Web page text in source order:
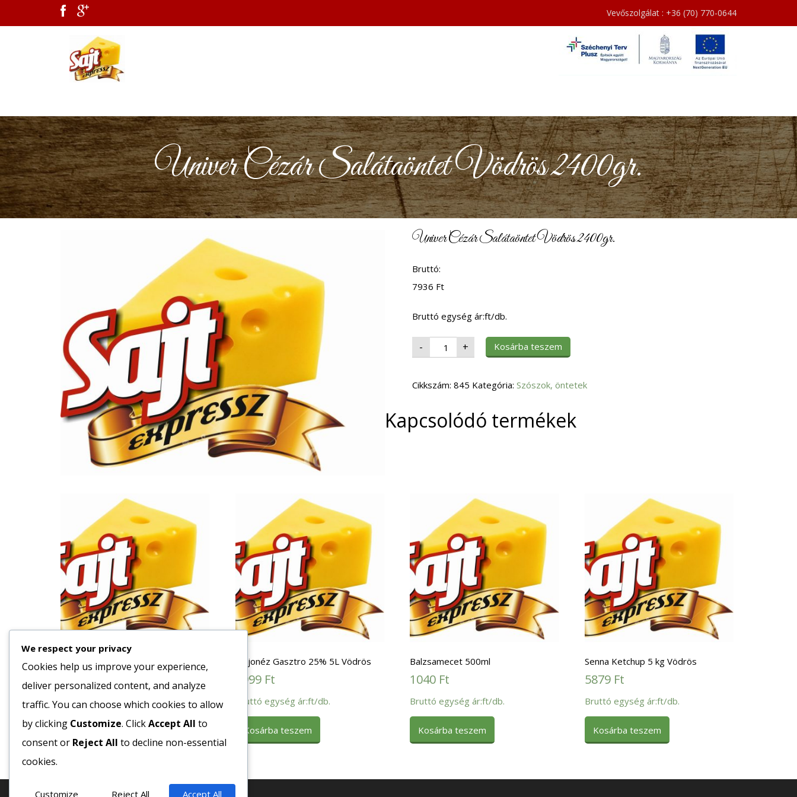
Vevőszolgálat : +36 (70) 770-0644
Univer Cézár Salátaöntet Vödrös 2400gr.
Univer Cézár Salátaöntet Vödrös 2400gr.
Bruttó:
7936 Ft
Bruttó egység ár:ft/db.
- Univer
Cézár
Salátaöntet
mennyiség
+ Kosárba teszem
Cikkszám: 845 Kategória: Szószok, öntetek
Kapcsolódó termékek
Ételecet 20%
Ft
Bruttó egység ár:ft/db.
Kosárba teszem
Majonéz Gasztro 25% 5L Vödrös
3999 Ft
Bruttó egység ár:ft/db.
Kosárba teszem
Balzsamecet 500ml
1040 Ft
Bruttó egység ár:ft/db.
Kosárba teszem
Senna Ketchup 5 kg Vödrös
5879 Ft
Bruttó egység ár:ft/db.
Kosárba teszem
We respect your privacy
Cookies help us improve your experience,
deliver personalized content, and analyze
traffic. You can choose which cookies to allow
by clicking Customize. ClickAccept All to
consent or Reject All to decline non-essential
cookies.
Customize Reject All Accept All